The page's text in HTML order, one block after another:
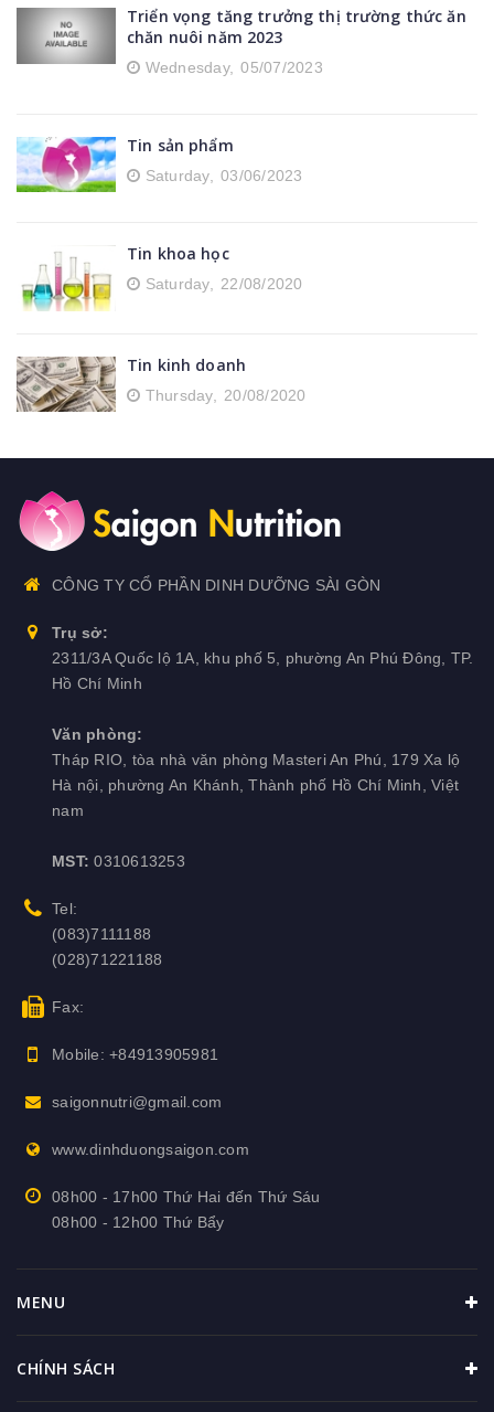
Triển vọng tăng trưởng thị trường thức ăn
chăn nuôi năm 2023
Wednesday, 05/07/2023
Tin sản phẩm
Saturday, 03/06/2023
Tin khoa học
Saturday, 22/08/2020
Tin kinh doanh
Thursday, 20/08/2020
CÔNG TY CỔ PHẦN DINH DƯỠNG SÀI GÒN
Trụ sở:
2311/3A Quốc lộ 1A, khu phố 5, phường An Phú Đông, TP.
Hồ Chí Minh
Văn phòng:
Tháp RIO, tòa nhà văn phòng Masteri An Phú, 179 Xa lộ
Hà nội, phường An Khánh, Thành phố Hồ Chí Minh, Việt
nam
MST: 0310613253
Tel:
(083)7111188
(028)71221188
Fax:
Mobile: +84913905981
saigonnutri@gmail.com
www.dinhduongsaigon.com
08h00 - 17h00 Thứ Hai đến Thứ Sáu
08h00 - 12h00 Thứ Bẩy
MENU
CHÍNH SÁCH